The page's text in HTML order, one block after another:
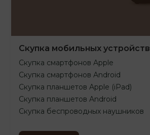
Скупка мобильных устройств
Скупка смартфонов Apple
Скупка смартфонов Android
Скупка планшетов Apple (iPad)
Скупка планшетов Android
Скупка беспроводных наушников